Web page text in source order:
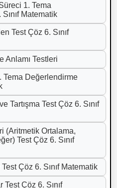
1. Tema
Matematik
Test Çöz 6. Sınıf
Anlamı Testleri
Tema Değerlendirme
Tartışma Test Çöz 6. Sınıf
(Aritmetik Ortalama,
Test Çöz 6. Sınıf
Çöz 6. Sınıf Matematik
Test Çöz 6. Sınıf